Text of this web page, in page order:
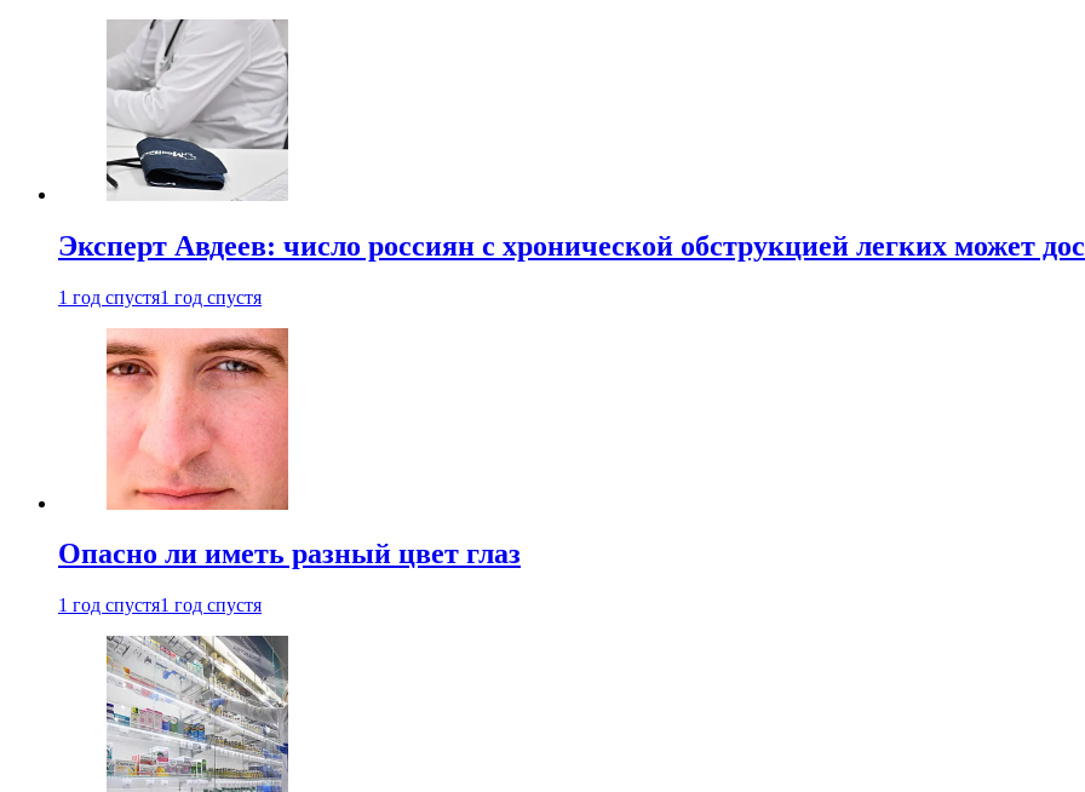
Эксперт Авдеев: число россиян с хронической обструкцией легких может
1 год спустя1 год спустя
Опасно ли иметь разный цвет глаз
1 год спустя1 год спустя